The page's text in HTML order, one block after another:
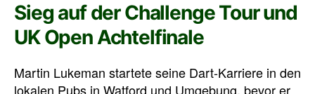
Sieg auf der Challenge Tour und
UK Open Achtelfinale
Martin Lukeman startete seine Dart-Karriere in den
lokalen Pubs in Watford und Umgebung, bevor er